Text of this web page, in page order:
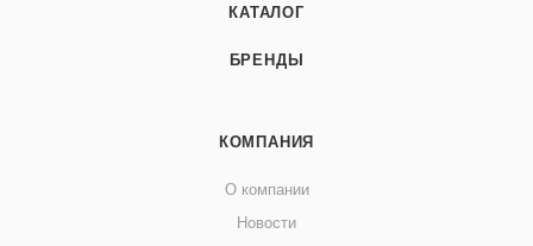
КАТАЛОГ
БРЕНДЫ
КОМПАНИЯ
О компании
Новости